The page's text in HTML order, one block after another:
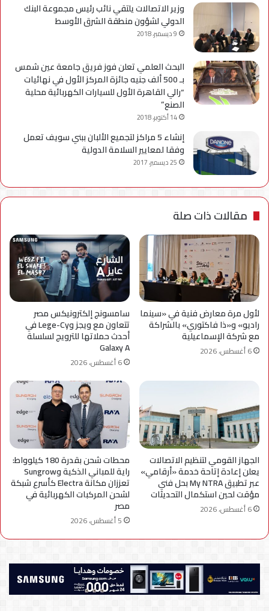
وزير الاتصالات يلتقي نائب رئيس مجموعة البنك
الدولي لشؤون منطقة الشرق الأوسط
9 ديسمبر، 2018
البحث العلمي تعلن فوز فريق جامعة عين شمس
بـ 500 ألف جنيه جائزة المركز الأول في نهائيات
“رالي القاهرة الأول للسيارات الكهربائية محلية
الصنع”
14 أكتوبر، 2018
إنشاء 5 مراكز لتجميع الألبان ببني سويف تعمل
وفقا لمعايير السلامة الدولية
25 ديسمبر، 2017
مقالات ذات صلة
لأول مرة معارض فنية في «سينما
راديو» و«ذا فاكتوري» بالشراكة
مع شركة الإسماعيلية
6 أغسطس، 2026
سامسونج إلكترونيكس مصر
تتعاون مع ويجز وLege-Cy في
أحدث حملاتها للترويج لسلسلة
Galaxy A
6 أغسطس، 2026
الجهاز القومي لتنظيم الاتصالات
يعلن إعادة إتاحة خدمة «أرقامي»
عبر تطبيق My NTRA بحل فني
مؤقت لحين استكمال التحديثات
6 أغسطس، 2026
محطات شحن بقدرة 180 كيلوواط:
راية للمباني الذكية وSungrow
تعززان مكانة Electra كأسرع شبكة
لشحن المركبات الكهربائية في
مصر
5 أغسطس، 2026